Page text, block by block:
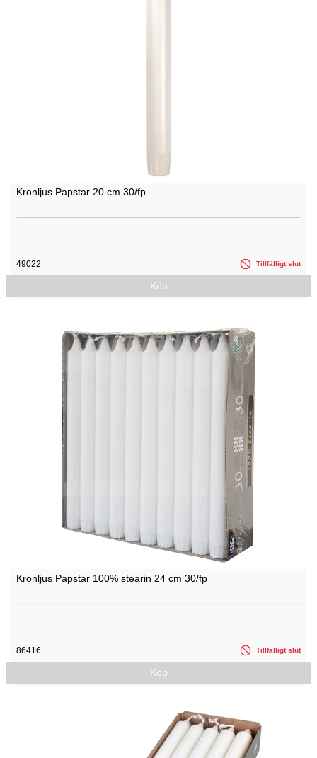
Kronljus Papstar 20 cm 30/fp
49022 Tillfälligt slut
Köp
Kronljus Papstar 100% stearin 24 cm 30/fp
86416 Tillfälligt slut
Köp